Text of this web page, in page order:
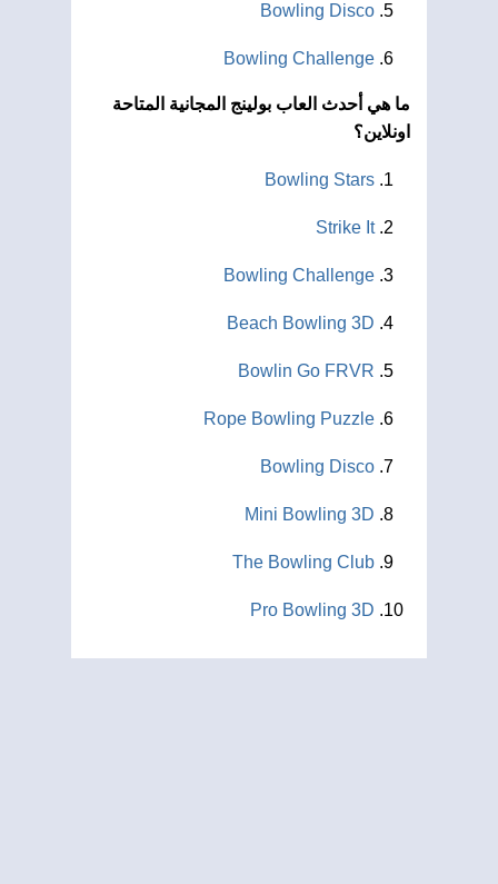
Bowling Disco
Bowling Challenge
ما هي أحدث العاب بولينج المجانية المتاحة
اونلاين؟
Bowling Stars
Strike It
Bowling Challenge
Beach Bowling 3D
Bowlin Go FRVR
Rope Bowling Puzzle
Bowling Disco
Mini Bowling 3D
The Bowling Club
Pro Bowling 3D